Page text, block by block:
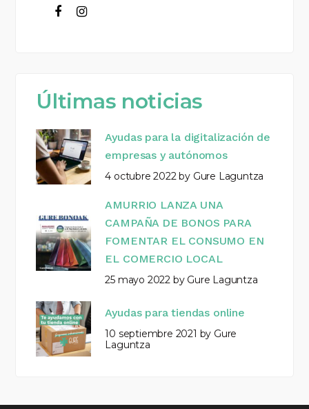
Últimas noticias
Ayudas para la digitalización de
empresas y autónomos
4 octubre 2022 by Gure Laguntza
AMURRIO LANZA UNA
CAMPAÑA DE BONOS PARA
FOMENTAR EL CONSUMO EN
EL COMERCIO LOCAL
25 mayo 2022 by Gure Laguntza
Ayudas para tiendas online
10 septiembre 2021 by Gure
Laguntza